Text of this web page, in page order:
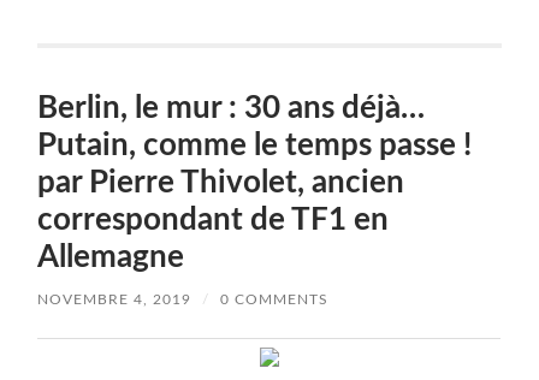
Berlin, le mur : 30 ans déjà…
Putain, comme le temps passe !
par Pierre Thivolet, ancien
correspondant de TF1 en
Allemagne
NOVEMBRE 4, 2019 / 0 COMMENTS